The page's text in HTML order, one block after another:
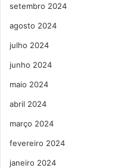
setembro 2024
agosto 2024
julho 2024
junho 2024
maio 2024
abril 2024
março 2024
fevereiro 2024
janeiro 2024